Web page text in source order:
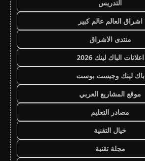
التدريس
اشراق العالم عالم كبير
منتدى الاشراق
اعلانات الباك لينك 2026
باك لينك وجيست بوست
موقع المشاريع العربي
مصادر التعليم
خيال التقنية
مجلة تقنية